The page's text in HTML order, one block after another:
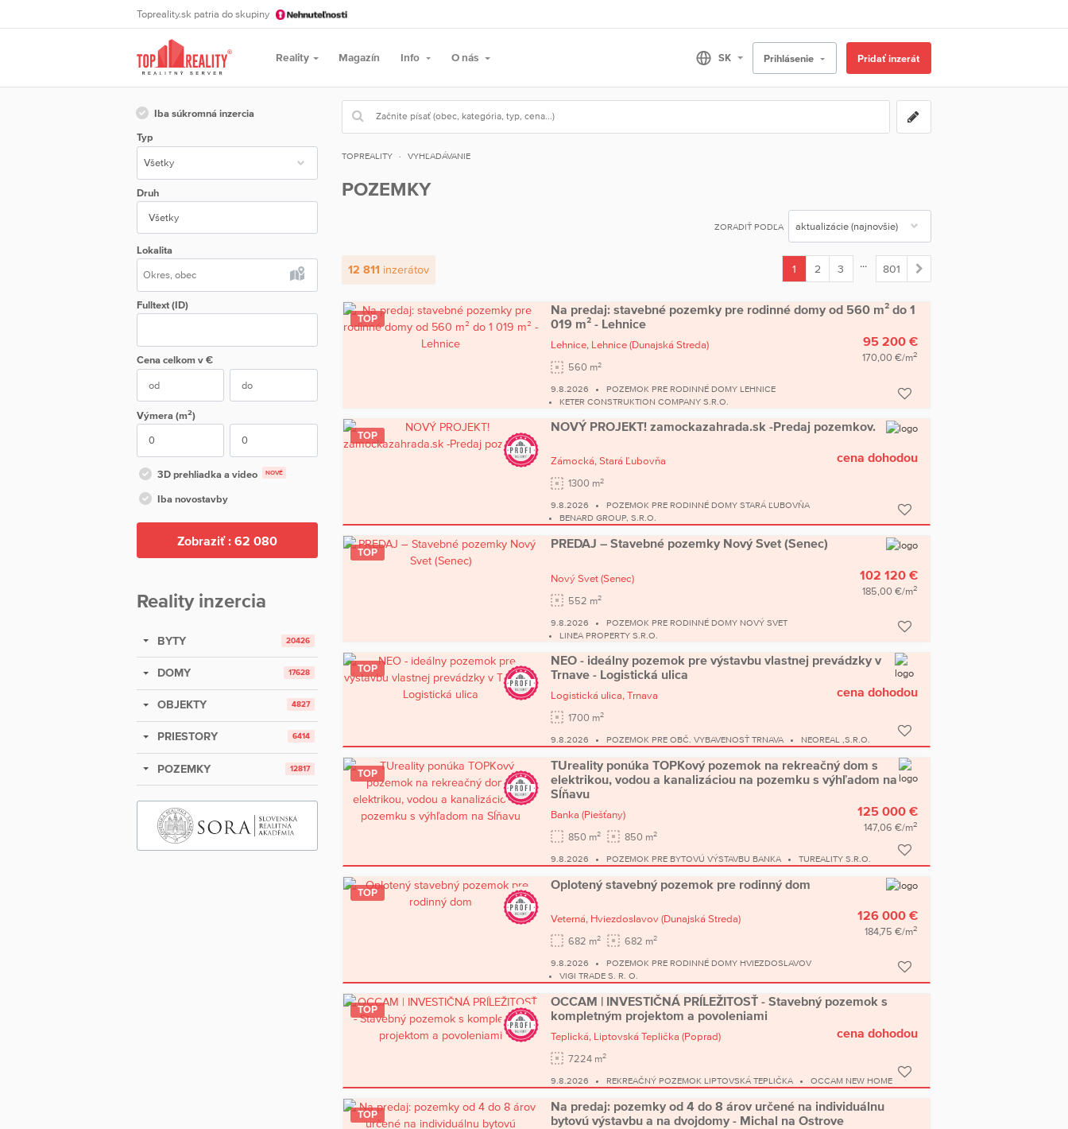
Topreality.sk patria do skupiny
Reality Magazín Info O nás Prihlásenie Pridať inzerát
Iba súkromná inzercia
Typ
Druh
Všetky
Lokalita
Fulltext (ID)
Cena celkom v €
Výmera (m2)
3D prehliadka a video NOVÉ
Iba novostavby
Zobraziť : 62 080
Reality inzercia
BYTY 20426
DOMY 17628
OBJEKTY 4827
PRIESTORY 6414
POZEMKY 12817
TOPREALITY VYHĽADÁVANIE
POZEMKY
ZORADIŤ PODĽA
12 811 inzerátov
1
2 3 ... 801
TOP
Na predaj: stavebné pozemky pre rodinné domy od 560 m² do 1
019 m² - Lehnice
Lehnice, Lehnice (Dunajská Streda)
560 m2
95 200 €
170,00 €/m2
9.8.2026
POZEMOK PRE RODINNÉ DOMY LEHNICE
KETER CONSTRUKTION COMPANY S.R.O.
TOP
NOVÝ PROJEKT! zamockazahrada.sk -Predaj pozemkov.
Zámocká, Stará Ľubovňa
1300 m2
cena dohodou
9.8.2026
POZEMOK PRE RODINNÉ DOMY STARÁ ĽUBOVŇA
BENARD GROUP, S.R.O.
TOP
PREDAJ – Stavebné pozemky Nový Svet (Senec)
Nový Svet (Senec)
552 m2
102 120 €
185,00 €/m2
9.8.2026
POZEMOK PRE RODINNÉ DOMY NOVÝ SVET
LINEA PROPERTY S.R.O.
TOP
NEO - ideálny pozemok pre výstavbu vlastnej prevádzky v
Trnave - Logistická ulica
Logistická ulica, Trnava
1700 m2
cena dohodou
9.8.2026 POZEMOK PRE OBČ. VYBAVENOSŤ TRNAVA NEOREAL ,S.R.O.
TOP
TUreality ponúka TOPKový pozemok na rekreačný dom s
elektrikou, vodou a kanalizáciou na pozemku s výhľadom na
Sĺňavu
Banka (Piešťany)
850 m2 850 m2
125 000 €
147,06 €/m2
9.8.2026 POZEMOK PRE BYTOVÚ VÝSTAVBU BANKA TUREALITY S.R.O.
TOP
Oplotený stavebný pozemok pre rodinný dom
Veterná, Hviezdoslavov (Dunajská Streda)
682 m2 682 m2
126 000 €
184,75 €/m2
9.8.2026
POZEMOK PRE RODINNÉ DOMY HVIEZDOSLAVOV
VIGI TRADE S. R. O.
TOP
OCCAM | INVESTIČNÁ PRÍLEŽITOSŤ - Stavebný pozemok s
kompletným projektom a povoleniami
Teplická, Liptovská Teplička (Poprad)
7224 m2
cena dohodou
9.8.2026 REKREAČNÝ POZEMOK LIPTOVSKÁ TEPLIČKA OCCAM NEW HOME
TOP
Na predaj: pozemky od 4 do 8 árov určené na individuálnu
bytovú výstavbu a na dvojdomy - Michal na Ostrove